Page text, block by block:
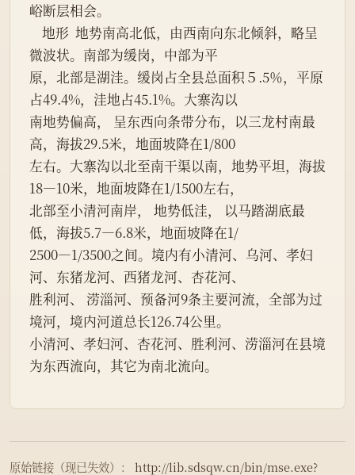
峪断层相会。
微波状。南部为缓岗，中部为平
原，北部是湖洼。缓岗占全县总面积５.5％，平原
占49.4%，洼地占45.1%。大寨沟以
南地势偏高， 呈东西向条带分布，以三龙村南最
高，海拔29.5米，地面坡降在1/800
左右。大寨沟以北至南干渠以南，地势平坦，海拔
18—10米，地面坡降在1/1500左右，
北部至小清河南岸， 地势低洼， 以马踏湖底最
低，海拔5.7—6.8米，地面坡降在1/
2500—1/3500之间。境内有小清河、乌河、孝妇
河、东猪龙河、西猪龙河、杏花河、
胜利河、 涝淄河、预备河9条主要河流，全部为过
境河，境内河道总长126.74公里。
小清河、孝妇河、杏花河、胜利河、涝淄河在县境
为东西流向，其它为南北流向。
原始链接（现已失效）： http://lib.sdsqw.cn/bin/mse.exe?